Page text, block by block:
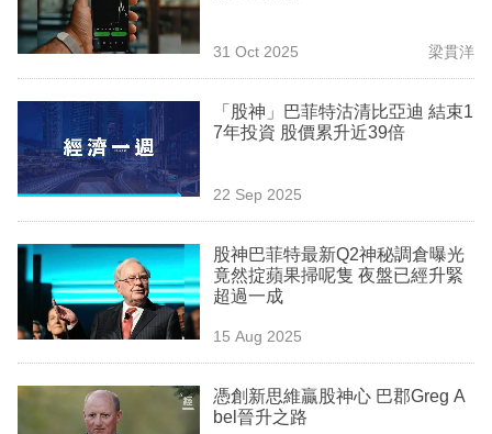
31 Oct 2025 梁貫洋
「股神」巴菲特沽清比亞迪 結束1
7年投資 股價累升近39倍
22 Sep 2025
股神巴菲特最新Q2神秘調倉曝光
竟然掟蘋果掃呢隻 夜盤已經升緊
超過一成
15 Aug 2025
憑創新思維贏股神心 巴郡Greg A
bel晉升之路